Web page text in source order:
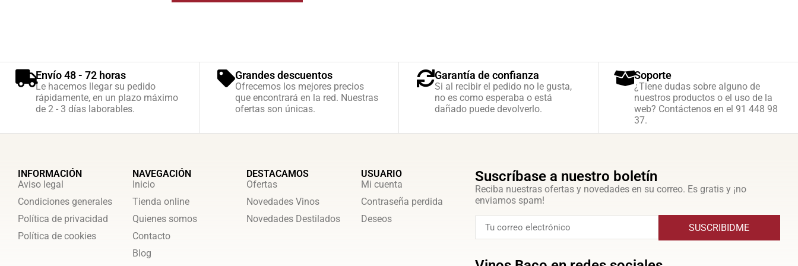
Envío 48 - 72 horas
Le hacemos llegar su pedido
rápidamente, en un plazo máximo
de 2 - 3 días laborables.
Grandes descuentos
Ofrecemos los mejores precios
que encontrará en la red. Nuestras
ofertas son únicas.
Garantía de confianza
Si al recibir el pedido no le gusta,
no es como esperaba o está
dañado puede devolverlo.
Soporte
¿Tiene dudas sobre alguno de
nuestros productos o el uso de la
web? Contáctenos en el 91 448 98
37.
INFORMACIÓN
Aviso legal
Condiciones generales
Política de privacidad
Política de cookies
NAVEGACIÓN
Inicio
Tienda online
Quienes somos
Contacto
Blog
DESTACAMOS
Ofertas
Novedades Vinos
Novedades Destilados
USUARIO
Mi cuenta
Contraseña perdida
Deseos
Suscríbase a nuestro boletín
Reciba nuestras ofertas y novedades en su correo. Es gratis y ¡no
enviamos spam!
SUSCRIBIDME